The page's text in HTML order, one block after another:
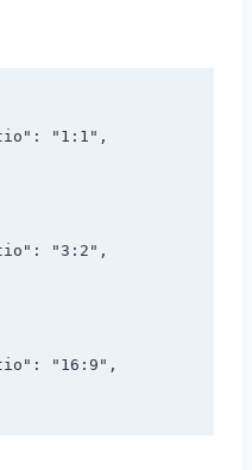
"1:1",
"3:2",
"16:9",